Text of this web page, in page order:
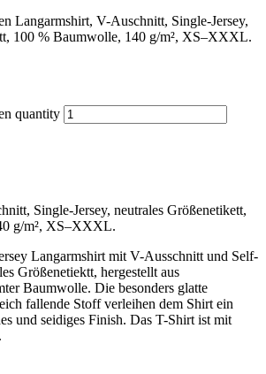
Langarmshirt, V-Auschnitt, Single-Jersey,
100 % Baumwolle, 140 g/m², XS–XXXL.
quantity
Single-Jersey, neutrales Größenetikett,
g/m², XS–XXXL.
Langarmshirt mit V-Ausschnitt und Self-
Größenetiektt, hergestellt aus
Baumwolle. Die besonders glatte
fallende Stoff verleihen dem Shirt ein
und seidiges Finish. Das T-Shirt ist mit